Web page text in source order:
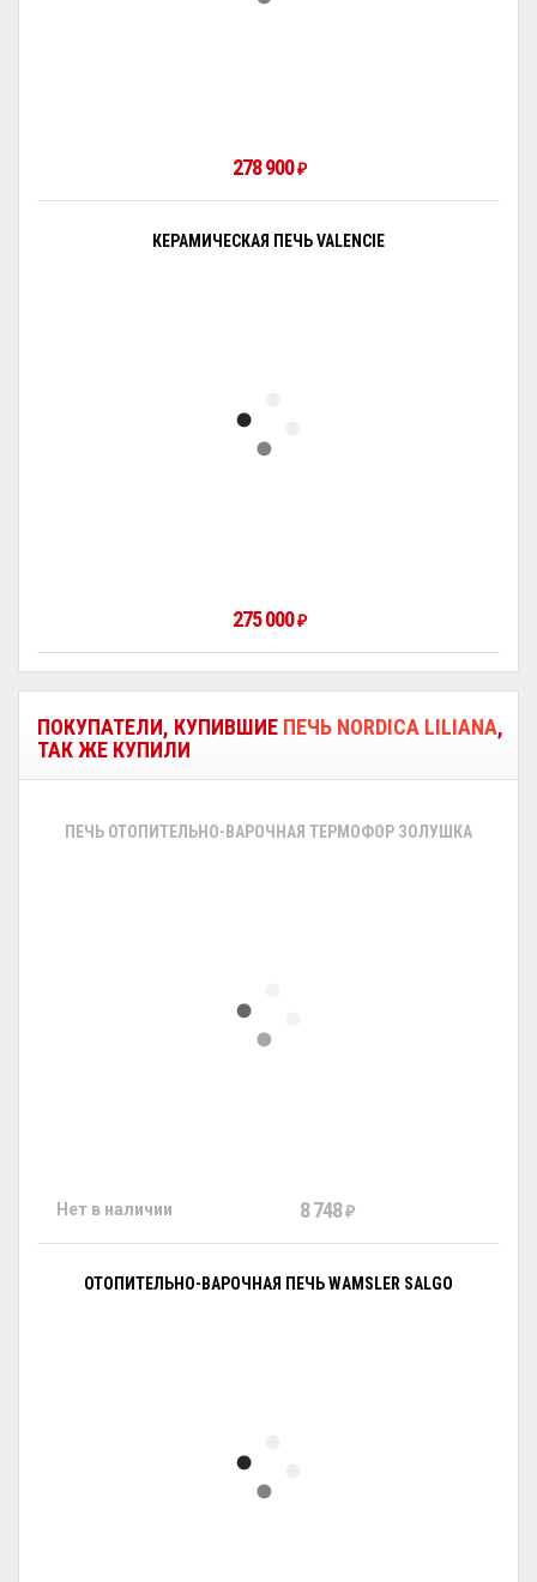
278 900₽
КЕРАМИЧЕСКАЯ ПЕЧЬ VALENCIE
275 000₽
ПОКУПАТЕЛИ, КУПИВШИЕ ПЕЧЬ NORDICA LILIANA,
ТАК ЖЕ КУПИЛИ
ПЕЧЬ ОТОПИТЕЛЬНО-ВАРОЧНАЯ ТЕРМОФОР ЗОЛУШКА
Нет в наличии 8 748₽
ОТОПИТЕЛЬНО-ВАРОЧНАЯ ПЕЧЬ WAMSLER SALGO